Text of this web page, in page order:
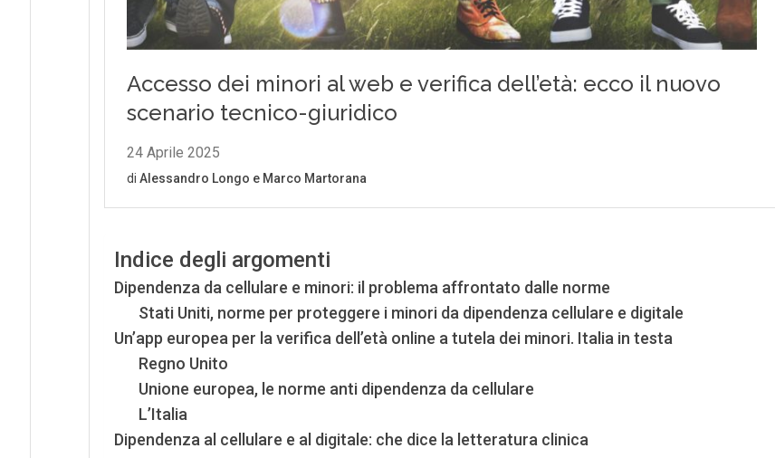
Indice degli argomenti
Dipendenza da cellulare e minori: il problema affrontato dalle norme
Stati Uniti, norme per proteggere i minori da dipendenza cellulare e digitale
Un’app europea per la verifica dell’età online a tutela dei minori. Italia in testa
Regno Unito
Unione europea, le norme anti dipendenza da cellulare
L’Italia
Dipendenza al cellulare e al digitale: che dice la letteratura clinica